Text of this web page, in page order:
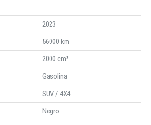
2023
56000 km
2000 cm³
Gasolina
SUV / 4X4
Negro